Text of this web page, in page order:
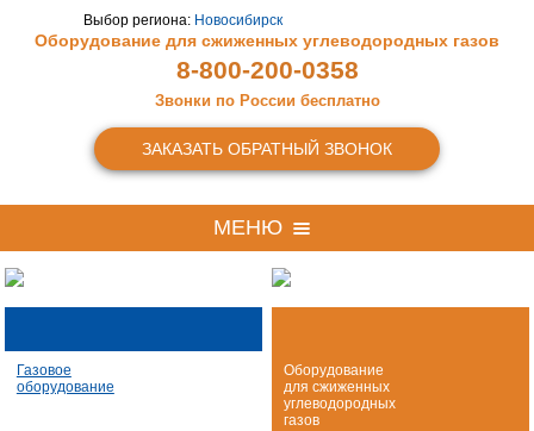
Выбор региона: Новосибирск
Оборудование для сжиженных углеводородных газов
8-800-200-0358
Звонки по России бесплатно
ЗАКАЗАТЬ ОБРАТНЫЙ ЗВОНОК
МЕНЮ
Газовое
оборудование
Оборудование
для сжиженных
углеводородных
газов